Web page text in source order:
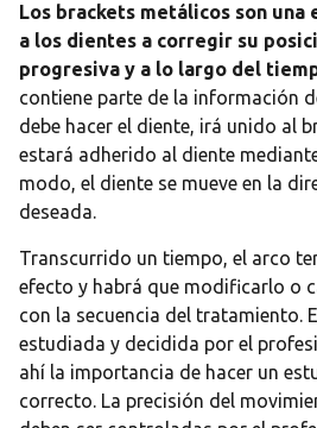
Los brackets metálicos son
a los dientes a corregir su
progresiva y a lo largo del
contiene parte de la información
debe hacer el diente, irá unido al
estará adherido al diente
modo, el diente se mueve en la
deseada.
Transcurrido un tiempo, el arco
efecto y habrá que modificarlo o
con la secuencia del tratamiento.
estudiada y decidida por el
ahí la importancia de hacer un
correcto. La precisión del